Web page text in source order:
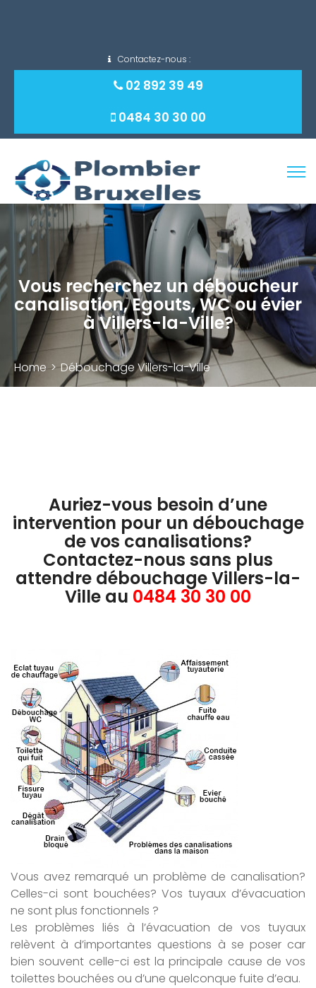
Contactez-nous :
02 892 39 49
0484 30 30 00
Rechercher :
Home > Débouchage Villers-la-Ville
Vous recherchez un déboucheur
canalisation, Egouts, WC ou évier
à Villers-la-Ville?
Auriez-vous besoin d’une
intervention pour un débouchage
de vos canalisations?
Contactez-nous sans plus
attendre débouchage Villers-la-
Ville au 0484 30 30 00
Vous avez remarqué un problème de canalisation?
Celles-ci sont bouchées? Vos tuyaux d’évacuation
ne sont plus fonctionnels ?
Les problèmes liés à l’évacuation de vos tuyaux
relèvent à d’importantes questions à se poser car
bien souvent celle-ci est la principale cause de vos
toilettes bouchées ou d’une quelconque fuite d’eau.